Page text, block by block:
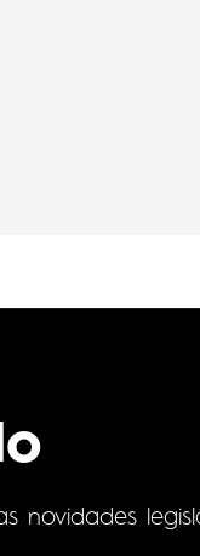
novidades